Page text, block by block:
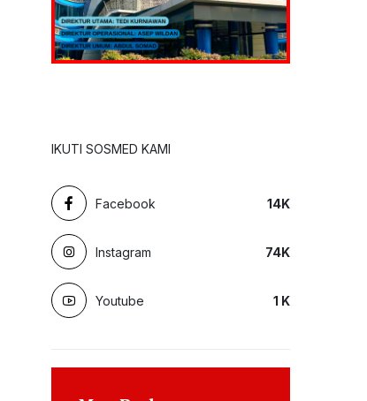
IKUTI SOSMED KAMI
Facebook 14K
Instagram 74K
Youtube 1 K